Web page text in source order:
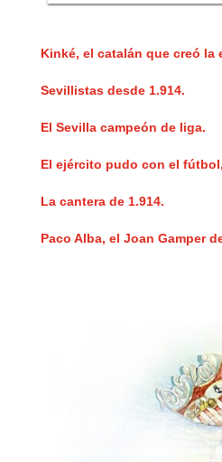
Kinké, el catalán que creó la
Sevillistas desde 1.914.
El Sevilla campeón de liga.
El ejército pudo con el
La cantera de 1.914.
Paco Alba, el Joan Gamper